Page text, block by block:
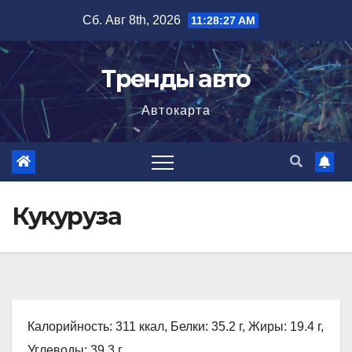
содержимому
Сб. Авг 8th, 2026 11:28:28 AM
Тренды авто
Автокарта
Кукуруза
Калорийность: 311 ккал, Белки: 35.2 г, Жиры: 19.4 г,